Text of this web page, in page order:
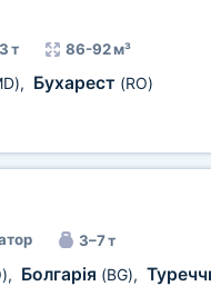
т 86-92 м³
, Бухарест (RO)
3–7 т
, Болгарія (BG),